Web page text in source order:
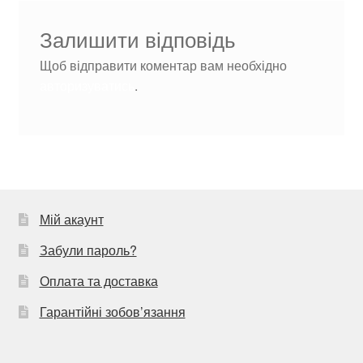
Залишити відповідь
Щоб відправити коментар вам необхідно
.
Мій акаунт
Забули пароль?
Оплата та доставка
Гарантійні зобов’язання